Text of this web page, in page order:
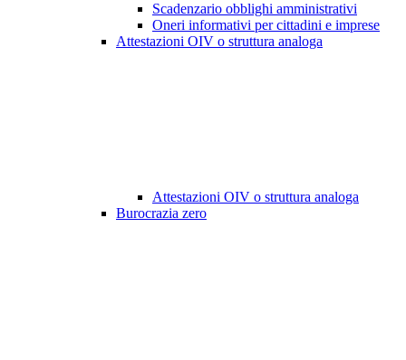
Scadenzario obblighi amministrativi
Oneri informativi per cittadini e imprese
Attestazioni OIV o struttura analoga
Attestazioni OIV o struttura analoga
Burocrazia zero